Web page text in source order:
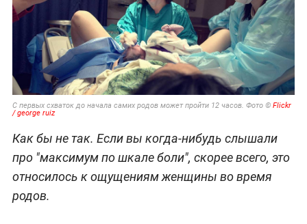
С первых схваток до начала самих родов может пройти 12 часов. Фото © Flickr
/ george ruiz
Как бы не так. Если вы когда-нибудь слышали
про "максимум по шкале боли", скорее всего, это
относилось к ощущениям женщины во время
родов.